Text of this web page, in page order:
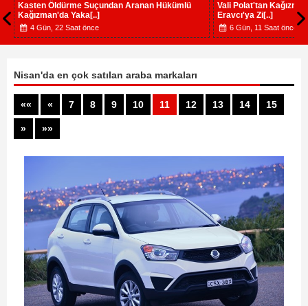
Kasten Öldürme Suçundan Aranan Hükümlü
Kağızman'da Yaka[..]
4 Gün, 22 Saat önce
Vali Polat'tan
Eravcı'ya Zi[..]
6 Gün, 11 Saat önce
Nisan'da en çok satılan araba markaları
«« « 7 8 9 10 11 12 13 14 15
» »»